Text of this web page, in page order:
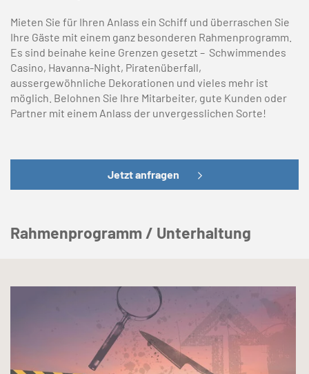
Mieten Sie für Ihren Anlass ein Schiff und überraschen Sie
Ihre Gäste mit einem ganz besonderen Rahmenprogramm.
Es sind beinahe keine Grenzen gesetzt – Schwimmendes
Casino, Havanna-Night, Piratenüberfall,
aussergewöhnliche Dekorationen und vieles mehr ist
möglich. Belohnen Sie Ihre Mitarbeiter, gute Kunden oder
Partner mit einem Anlass der unvergesslichen Sorte!
Jetzt anfragen
Rahmenprogramm / Unterhaltung